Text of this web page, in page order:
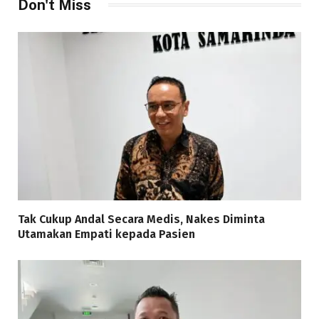
Don't Miss
Tak Cukup Andal Secara Medis, Nakes Diminta
Utamakan Empati kepada Pasien